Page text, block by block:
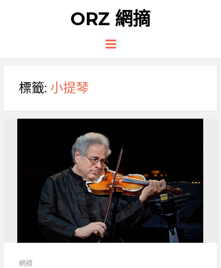
ORZ 網摘
Menu
標籤: 小提琴
網摘